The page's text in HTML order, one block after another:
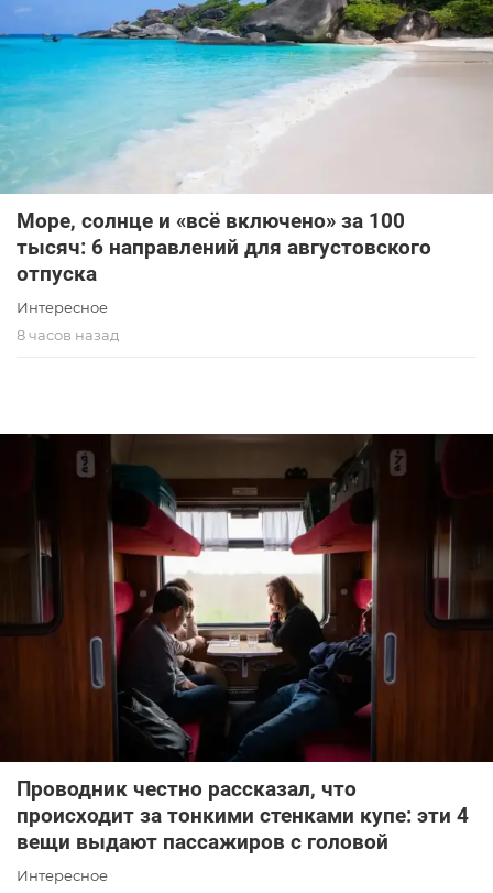
Море, солнце и «всё включено» за 100
тысяч: 6 направлений для августовского
отпуска
Интересное
8 часов назад
Проводник честно рассказал, что
происходит за тонкими стенками купе: эти 4
вещи выдают пассажиров с головой
Интересное